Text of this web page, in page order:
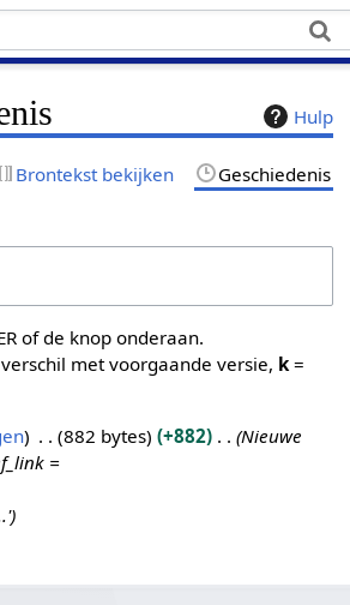
Hulp
Brontekst bekijken Geschiedenis
of de knop onderaan.
met voorgaande versie, k =
882 bytes +882
Nieuwe
=